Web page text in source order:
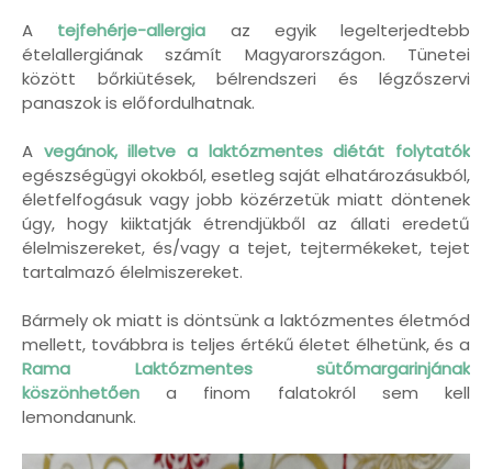
A tejfehérje-allergia az egyik legelterjedtebb
ételallergiának számít Magyarországon. Tünetei
között bőrkiütések, bélrendszeri és légzőszervi
panaszok is előfordulhatnak.
A vegánok, illetve a laktózmentes diétát folytatók
egészségügyi okokból, esetleg saját elhatározásukból,
életfelfogásuk vagy jobb közérzetük miatt döntenek
úgy, hogy kiiktatják étrendjükből az állati eredetű
élelmiszereket, és/vagy a tejet, tejtermékeket, tejet
tartalmazó élelmiszereket.
Bármely ok miatt is döntsünk a laktózmentes életmód
mellett, továbbra is teljes értékű életet élhetünk, és a
Rama Laktózmentes sütőmargarinjának
köszönhetően a finom falatokról sem kell
lemondanunk.